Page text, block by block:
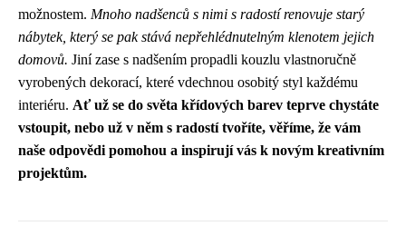
možnostem. Mnoho nadšenců s nimi s radostí renovuje starý
nábytek, který se pak stává nepřehlédnutelným klenotem jejich
domovů. Jiní zase s nadšením propadli kouzlu vlastnoručně
vyrobených dekorací, které vdechnou osobitý styl každému
interiéru. Ať už se do světa křídových barev teprve chystáte
vstoupit, nebo už v něm s radostí tvoříte, věříme, že vám
naše odpovědi pomohou a inspirují vás k novým kreativním
projektům.